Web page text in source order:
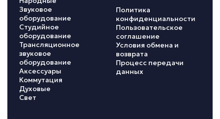
Звуковое
оборудование
Студийное
оборудование
Трансляционное
звуковое
оборудование
Аксессуары
Коммутация
Духовые
Свет
Политика
конфиденциальности
Пользовательское
соглашение
Условия обмена и
возврата
Процесс передачи
данных